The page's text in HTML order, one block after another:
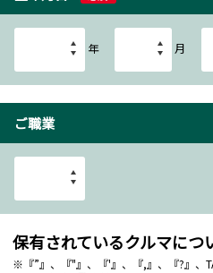
年 月
ご職業
保有されているクルマにつ
※『”』、『"』、『'』、『,』、『?』、